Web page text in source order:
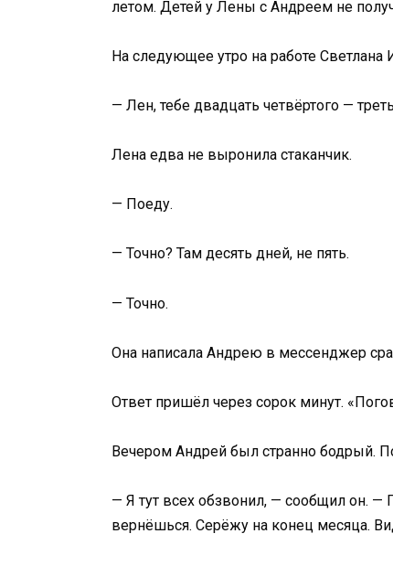
летом. Детей у Лены с Андреем не
На следующее утро на работе Светлана
— Лен, тебе двадцать четвёртого —
Лена едва не выронила стаканчик.
— Поеду.
— Точно? Там десять дней, не пять.
— Точно.
Она написала Андрею в мессенджер
Ответ пришёл через сорок минут.
Вечером Андрей был странно бодрый.
— Я тут всех обзвонил, — сообщил он. —
вернёшься. Серёжу на конец месяца.